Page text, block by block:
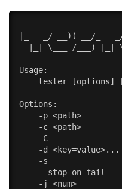
|_   _/ __)( __/_
|_| \___ /___) |_|
Usage:
tester [options]
Options:
-p <path>
-c <path>
-C
-d
-s
--stop-on-fail
-j <num>